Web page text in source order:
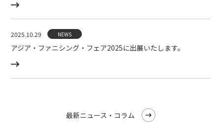
2025.10.29 NEWS
アジア・ファニシング・フェア2025に出展いたします。
最新ニュース・コラム